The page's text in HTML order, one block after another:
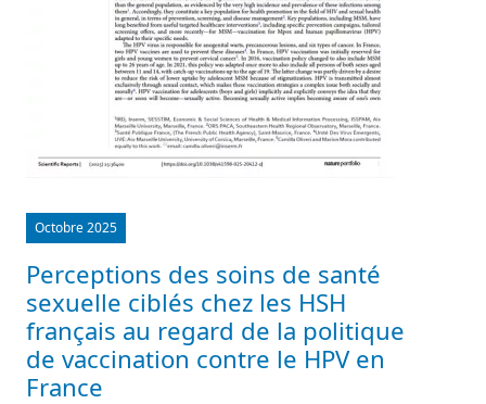
Octobre 2025
Perceptions des soins de santé
sexuelle ciblés chez les HSH
français au regard de la politique
de vaccination contre le HPV en
France